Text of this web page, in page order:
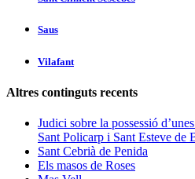
Saus
Vilafant
Altres continguts recents
Judici sobre la possessió
Sant Policarp i Sant Esteve de
Sant Cebrià de Penida
Els masos de Roses